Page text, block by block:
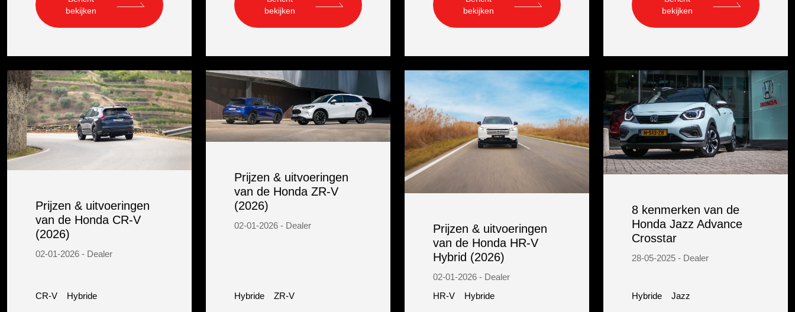
bekijken
bekijken
bekijken
bekijken
Prijzen & uitvoeringen
van de Honda CR-V
(2026)
02-01-2026 - Dealer
CR-V Hybride
Prijzen & uitvoeringen
van de Honda ZR-V
(2026)
02-01-2026 - Dealer
Hybride ZR-V
Prijzen & uitvoeringen
van de Honda HR-V
Hybrid (2026)
02-01-2026 - Dealer
HR-V
Hybride
8 kenmerken van de
Honda Jazz Advance
Crosstar
28-05-2025 - Dealer
Hybride Jazz